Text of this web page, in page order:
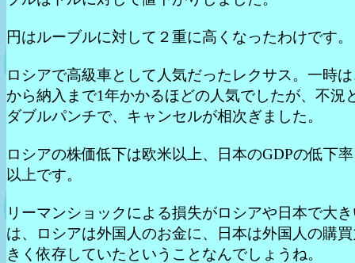
円はルーブルに対して２重に高くなったわけです。
ロシアで高級車として人気だったレクサス。一時
から納入まで1年かかるほどの人気でしたが、不況
ダブルパンチで、キャンセルが相次ぎました。
ロシアの株価低下は欧米以上、日本のGDPの低下
以上です。
リーマンショックによる損失がロシアや日本で大
は、ロシアは外国人のお金に、日本は外国人の購
きく依存していたということなんでしょうね。